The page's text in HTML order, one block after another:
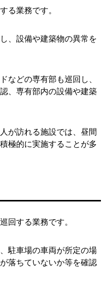
る業務です。
、設備や建築物の異常を
などの専有部も巡回し、
、専有部内の設備や建築
が訪れる施設では、昼間
極的に実施することが多
回する業務です。
駐車場の車両が所定の場
落ちていないか等を確認